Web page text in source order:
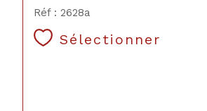
Réf : 2628a
Sélectionner